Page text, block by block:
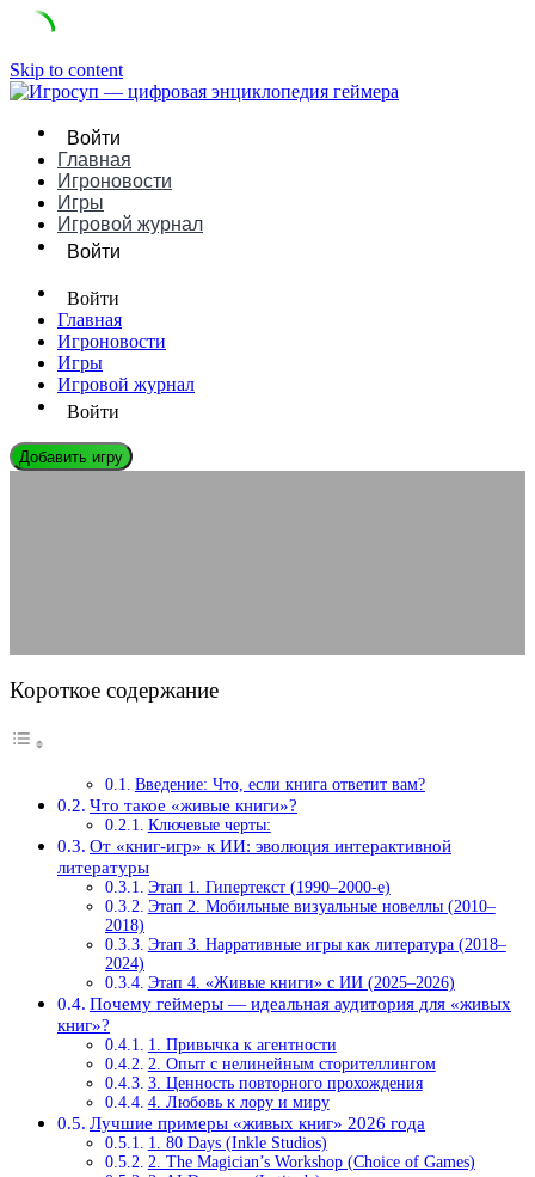
Skip to content
Войти
Главная
Игроновости
Игры
Игровой журнал
Войти
Войти
Главная
Игроновости
Игры
Игровой журнал
Войти
Добавить игру
Короткое содержание
Введение: Что, если книга ответит вам?
Что такое «живые книги»?
Ключевые черты:
От «книг-игр» к ИИ: эволюция интерактивной
литературы
Этап 1. Гипертекст (1990–2000-е)
Этап 2. Мобильные визуальные новеллы (2010–
2018)
Этап 3. Нарративные игры как литература (2018–
2024)
Этап 4. «Живые книги» с ИИ (2025–2026)
Почему геймеры — идеальная аудитория для «живых
книг»?
1. Привычка к агентности
2. Опыт с нелинейным сторителлингом
3. Ценность повторного прохождения
4. Любовь к лору и миру
Лучшие примеры «живых книг» 2026 года
1. 80 Days (Inkle Studios)
2. The Magician’s Workshop (Choice of Games)